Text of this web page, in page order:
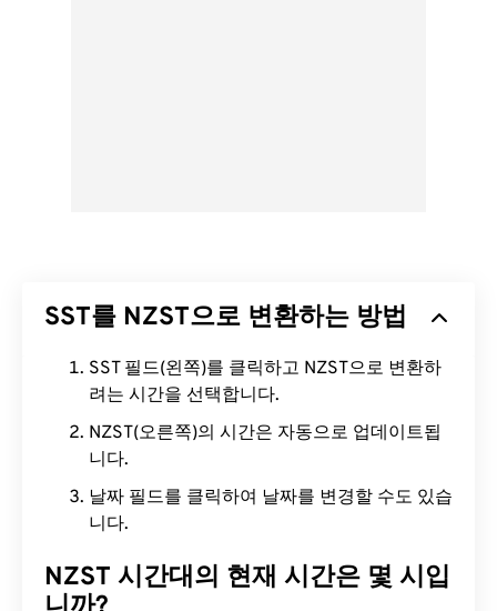
SST를 NZST으로 변환하는 방법
SST 필드(왼쪽)를 클릭하고 NZST으로 변환하
려는 시간을 선택합니다.
NZST(오른쪽)의 시간은 자동으로 업데이트됩
니다.
날짜 필드를 클릭하여 날짜를 변경할 수도 있습
니다.
NZST 시간대의 현재 시간은 몇 시입